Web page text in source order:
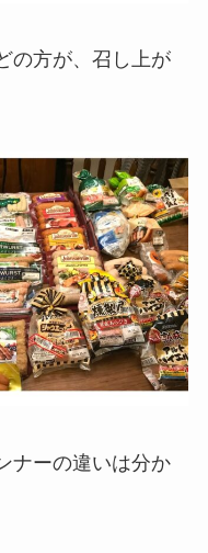
の方が、召し上が
ナーの違いは分か